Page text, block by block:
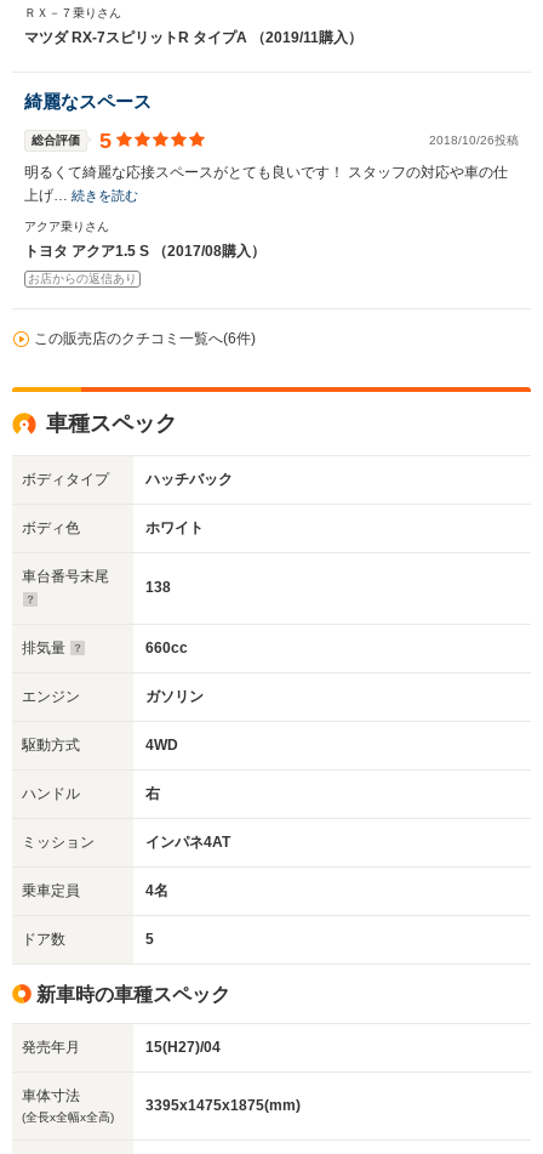
ＲＸ－７乗りさん
マツダ RX-7スピリットR タイプA （2019/11購入）
綺麗なスペース
総合評価 5 2018/10/26投稿
明るくて綺麗な応接スペースがとても良いです！ スタッフの対応や車の仕
上げ… 続きを読む
アクア乗りさん
トヨタ アクア1.5 S （2017/08購入）
お店からの返信あり
この販売店のクチコミ一覧へ(6件)
車種スペック
ボディタイプ ハッチバック
ボディ色 ホワイト
車台番号末尾
138
排気量 660cc
エンジン ガソリン
駆動方式 4WD
ハンドル 右
ミッション インパネ4AT
乗車定員 4名
ドア数 5
新車時の車種スペック
発売年月 15(H27)/04
車体寸法
(全長x全幅x全高)
3395x1475x1875(mm)